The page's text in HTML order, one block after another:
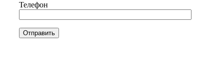
Телефон